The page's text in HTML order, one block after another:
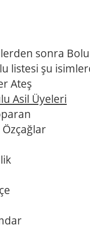
sonra
listesi şu
Ateş
Asil Üyeleri